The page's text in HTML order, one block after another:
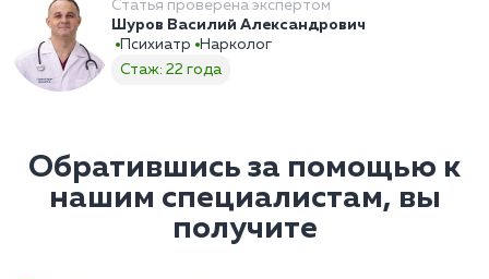
Статья проверена экспертом
Шуров Василий Александрович
Психиатр
Нарколог
Стаж: 22 года
Обратившись за помощью к
нашим специалистам, вы
получите